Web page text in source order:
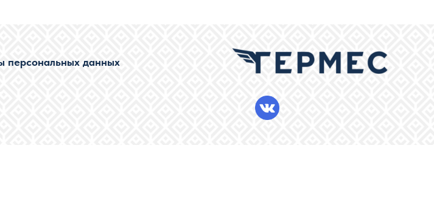
персональных данных